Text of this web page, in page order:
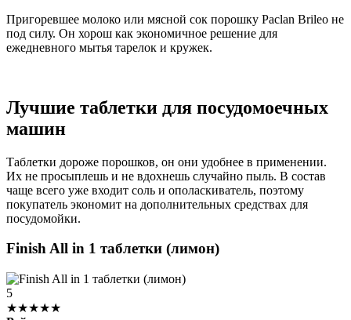
Пригоревшее молоко или мясной сок порошку Paclan Brileo не
под силу. Он хорош как экономичное решение для
ежедневного мытья тарелок и кружек.
Лучшие таблетки для посудомоечных
машин
Таблетки дороже порошков, он они удобнее в применении.
Их не просыплешь и не вдохнешь случайно пыль. В состав
чаще всего уже входит соль и ополаскиватель, поэтому
покупатель экономит на дополнительных средствах для
посудомойки.
Finish All in 1 таблетки (лимон)
5
★★★★★